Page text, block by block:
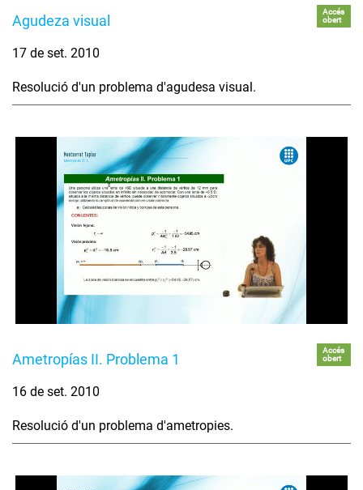
Agudeza visual
Accés
obert
17 de set. 2010
Resolució d'un problema d'agudesa visual.
Ametropías II. Problema 1
Accés
obert
16 de set. 2010
Resolució d'un problema d'ametropies.